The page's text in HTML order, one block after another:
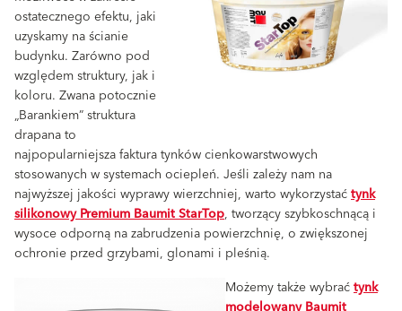
ostatecznego efektu, jaki
uzyskamy na ścianie
budynku. Zarówno pod
względem struktury, jak i
koloru. Zwana potocznie
„Barankiem” struktura
drapana to
najpopularniejsza faktura tynków cienkowarstwowych
stosowanych w systemach ociepleń. Jeśli zależy nam na
najwyższej jakości wyprawy wierzchniej, warto wykorzystaćtynk
silikonowy Premium Baumit StarTop, tworzący szybkoschnącą i
wysoce odporną na zabrudzenia powierzchnię, o zwiększonej
ochronie przed grzybami, glonami i pleśnią.
Możemy także wybraćtynk